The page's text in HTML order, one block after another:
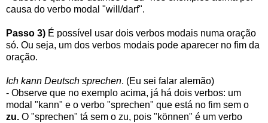
causa do verbo modal "will/darf".
Passo 3) É possível usar dois verbos modais numa oração
só. Ou seja, um dos verbos modais pode aparecer no fim da
oração.
Ich kann Deutsch sprechen. (Eu sei falar alemão)
- Observe que no exemplo acima, já há dois verbos: um
modal "kann" e o verbo "sprechen" que está no fim sem o
zu. O "sprechen" tá sem o zu, pois "können" é um verbo